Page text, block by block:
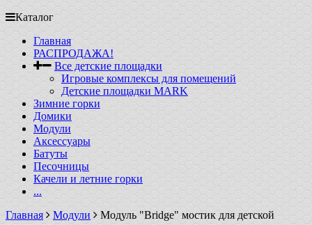
Каталог
Главная
РАСПРОДАЖА!
Все детские площадки
Игровые комплексы для помещений
Детские площадки MARK
Зимние горки
Домики
Модули
Аксессуары
Батуты
Песочницы
Качели и летние горки
...
Главная
Модули
Модуль "Bridge" мостик для детской